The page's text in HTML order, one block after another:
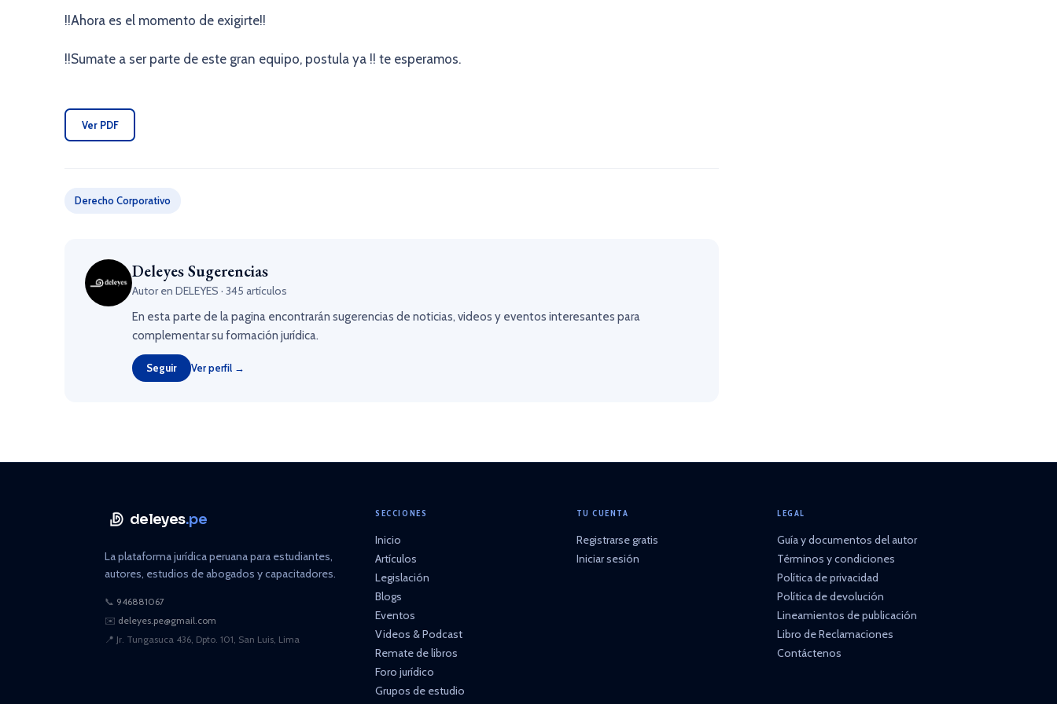
!!Ahora es el momento de exigirte!!
!!Sumate a ser parte de este gran equipo, postula ya !! te esperamos.
Ver PDF
Derecho Corporativo
Deleyes Sugerencias
Autor en DELEYES · 345 artículos
En esta parte de la pagina encontrarán sugerencias de noticias, videos y eventos interesantes para
complementar su formación jurídica.
Seguir Ver perfil →
deleyes.pe
La plataforma jurídica peruana para estudiantes,
autores, estudios de abogados y capacitadores.
📞 946881067
✉️ deleyes.pe@gmail.com
📍 Jr. Tungasuca 436, Dpto. 101, San Luis, Lima
SECCIONES
Inicio
Artículos
Legislación
Blogs
Eventos
Videos & Podcast
Remate de libros
Foro jurídico
Grupos de estudio
TU CUENTA
Registrarse gratis
Iniciar sesión
LEGAL
Guía y documentos del autor
Términos y condiciones
Política de privacidad
Política de devolución
Lineamientos de publicación
Libro de Reclamaciones
Contáctenos